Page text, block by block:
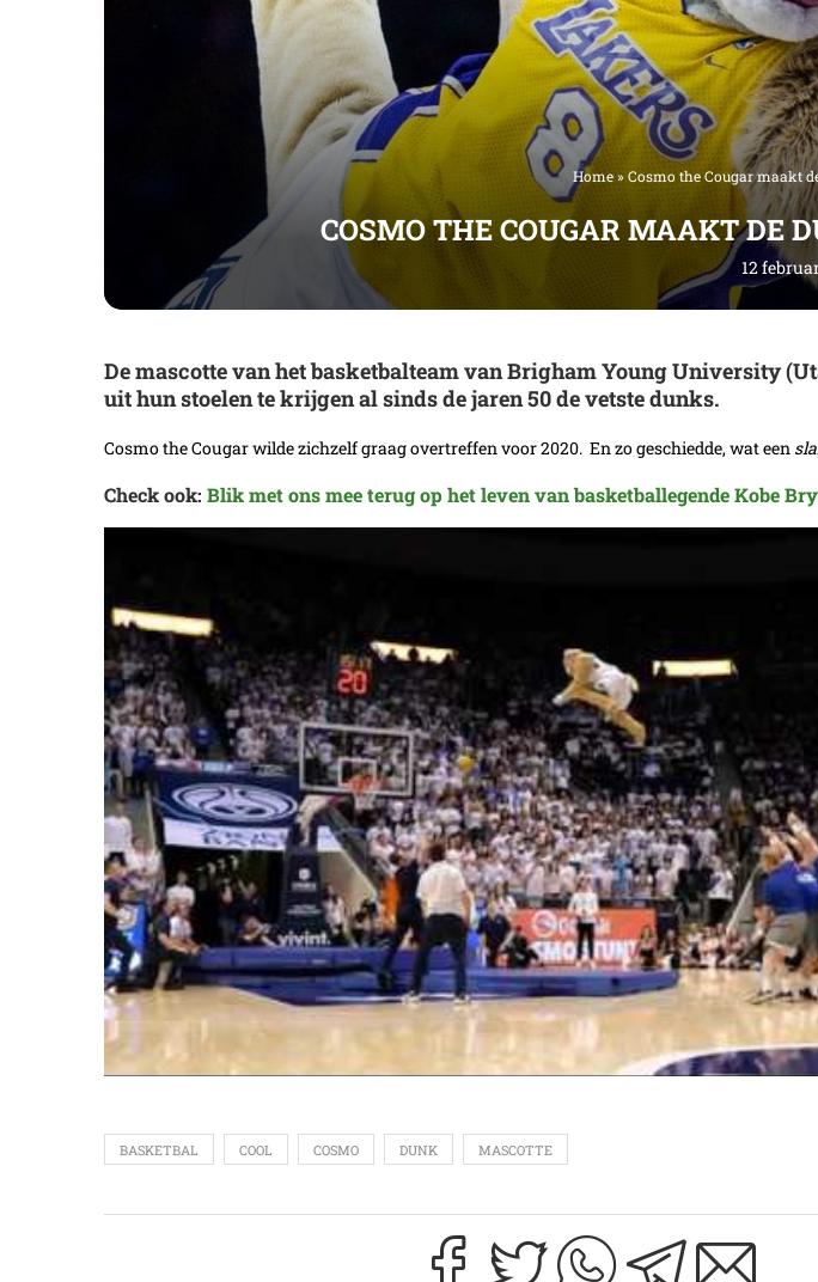
Home»Cosmo the Cougar maakt
COSMO THE COUGAR MAAKT DE
12
De mascotte van het basketbalteam van Brigham Young University
uit hun stoelen te krijgen al sinds de jaren 50 de vetste dunks.
Cosmo the Cougar wilde zichzelf graag overtreffen voor 2020. En zo geschiedde, wat een
Check ook: Blik met ons mee terug op het leven van basketballegende Kobe
BASKETBAL COOL COSMO DUNK MASCOTTE